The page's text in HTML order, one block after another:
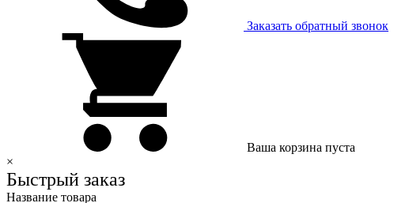
Заказать обратный звонок
Ваша корзина пуста
×
Быстрый заказ
Название товара